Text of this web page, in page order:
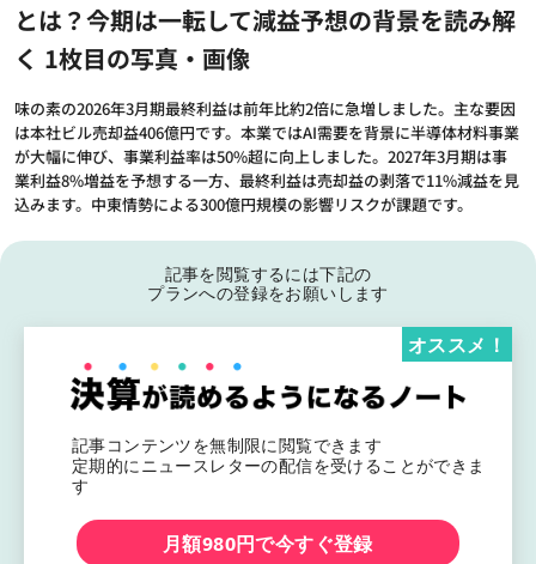
とは？今期は一転して減益予想の背景を読み解
く 1枚目の写真・画像
味の素の2026年3月期最終利益は前年比約2倍に急増しました。主な要因
は本社ビル売却益406億円です。本業ではAI需要を背景に半導体材料事業
が大幅に伸び、事業利益率は50%超に向上しました。2027年3月期は事
業利益8%増益を予想する一方、最終利益は売却益の剥落で11%減益を見
込みます。中東情勢による300億円規模の影響リスクが課題です。
記事を閲覧するには下記の
プランへの登録をお願いします
記事コンテンツを無制限に閲覧できます
定期的にニュースレターの配信を受けることができま
す
オススメ！
月額980円で今すぐ登録